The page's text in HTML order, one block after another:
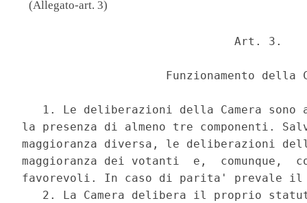
(Allegato-art. 3)
                               Art. 3.
Funzionamento della
1. Le deliberazioni della Camera sono
la presenza di almeno tre componenti.
maggioranza diversa, le deliberazioni
maggioranza dei votanti  e,  comunque,
favorevoli. In caso di parita' prevale il
2. La Camera delibera il proprio